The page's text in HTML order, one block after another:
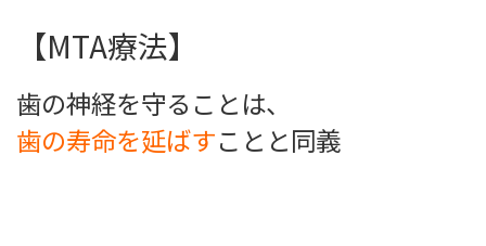
【MTA療法】
歯の神経を守ることは、
歯の寿命を延ばすことと同義